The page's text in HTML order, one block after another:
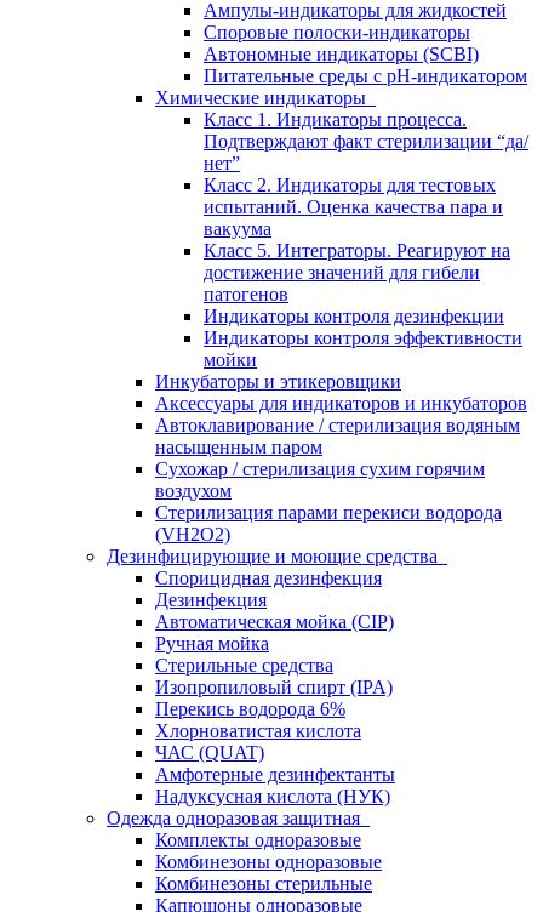
Ампулы-индикаторы для жидкостей
Споровые полоски-индикаторы
Автономные индикаторы (SCBI)
Питательные среды с рН-индикатором
Химические индикаторы
Класс 1. Индикаторы процесса.
Подтверждают факт стерилизации “да/
нет”
Класс 2. Индикаторы для тестовых
испытаний. Оценка качества пара и
вакуума
Класс 5. Интеграторы. Реагируют на
достижение значений для гибели
патогенов
Индикаторы контроля дезинфекции
Индикаторы контроля эффективности
мойки
Инкубаторы и этикеровщики
Аксессуары для индикаторов и инкубаторов
Автоклавирование / стерилизация водяным
насыщенным паром
Сухожар / стерилизация сухим горячим
воздухом
Стерилизация парами перекиси водорода
(VH2O2)
Дезинфицирующие и моющие средства
Спорицидная дезинфекция
Дезинфекция
Автоматическая мойка (CIP)
Ручная мойка
Стерильные средства
Изопропиловый спирт (IPA)
Перекись водорода 6%
Хлорноватистая кислота
ЧАС (QUAT)
Амфотерные дезинфектанты
Надуксусная кислота (НУК)
Одежда одноразовая защитная
Комплекты одноразовые
Комбинезоны одноразовые
Комбинезоны стерильные
Капюшоны одноразовые